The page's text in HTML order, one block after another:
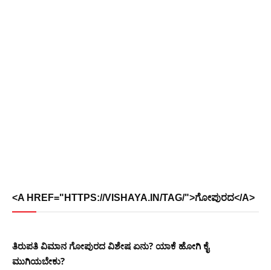
<A HREF="HTTPS://VISHAYA.IN/TAG/">ಗೋಪುರದ</A>
ತಿರುಪತಿ ವಿಮಾನ ಗೋಪುರದ ವಿಶೇಷ ಏನು? ಯಾಕೆ ಹೋಗಿ ಕೈ
ಮುಗಿಯಬೇಕು?